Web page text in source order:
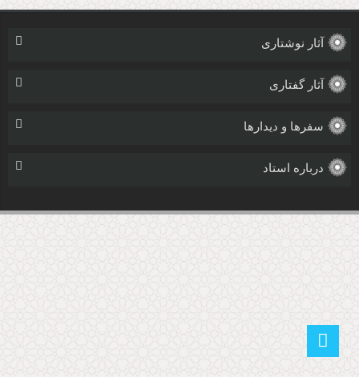
آثار نوشتاری
آثار گفتاری
سفرها و دیدارها
درباره استاد